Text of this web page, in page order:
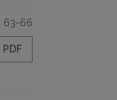
63-66
PDF